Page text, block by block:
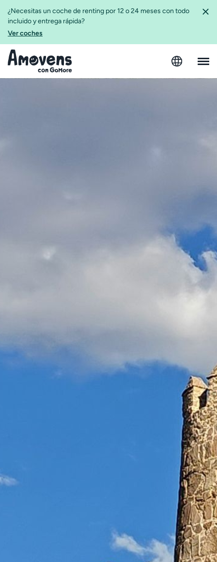
¿Necesitas un coche de renting por 12 o 24 meses con todo
incluido y entrega rápida?
Ver coches